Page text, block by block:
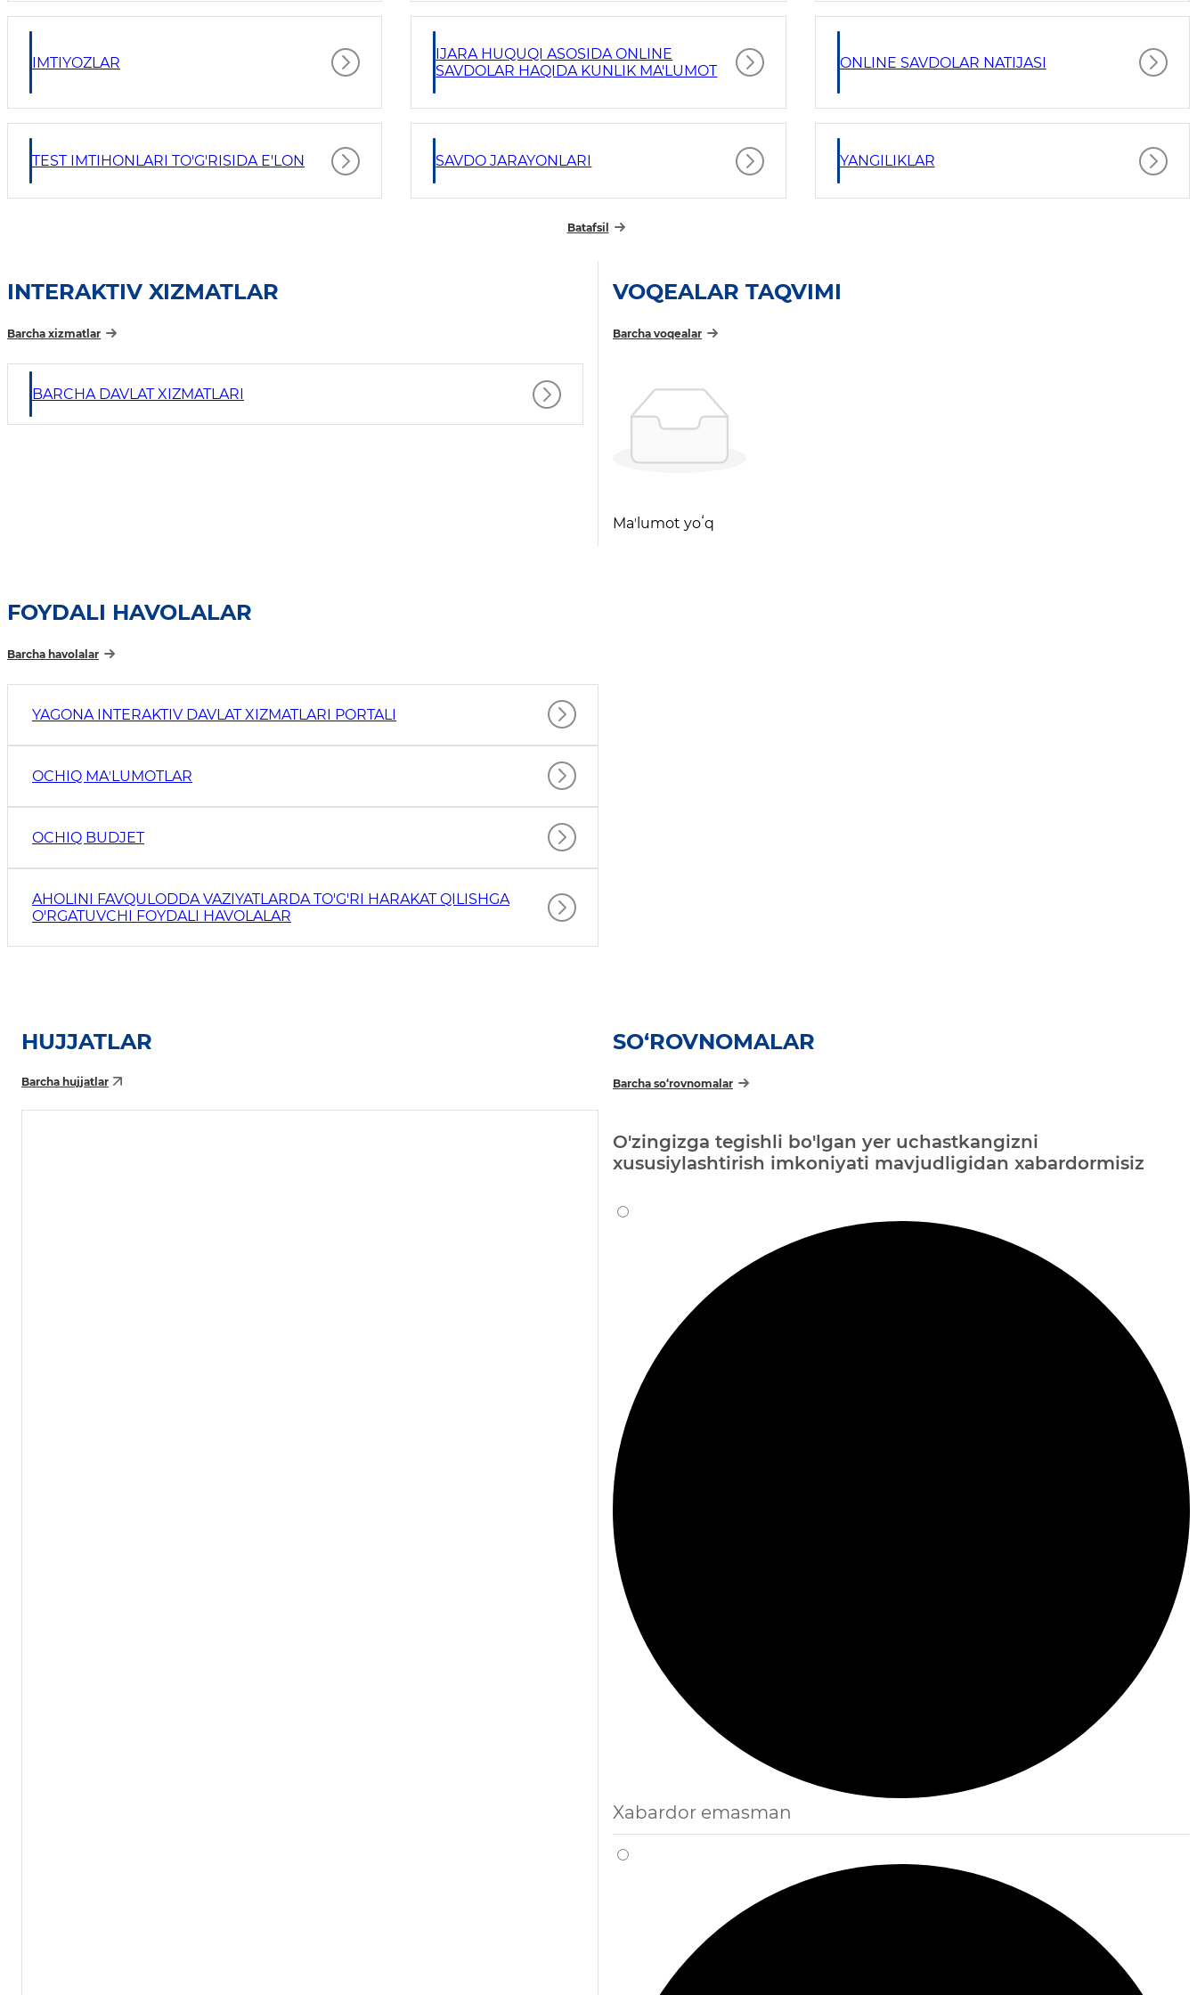
IMTIYOZLAR
IJARA HUQUQI ASOSIDA ONLINE
SAVDOLAR HAQIDA KUNLIK MA'LUMOT
ONLINE SAVDOLAR NATIJASI
TEST IMTIHONLARI TO'G'RISIDA E'LON SAVDO JARAYONLARI YANGILIKLAR
Batafsil
INTERAKTIV XIZMATLAR
Barcha xizmatlar
BARCHA DAVLAT XIZMATLARI
VOQEALAR TAQVIMI
Barcha voqealar
Maʼlumot yoʻq
FOYDALI HAVOLALAR
Barcha havolalar
YAGONA INTERAKTIV DAVLAT XIZMATLARI PORTALI
OCHIQ MAʼLUMOTLAR
OCHIQ BUDJET
AHOLINI FAVQULODDA VAZIYATLARDA TO'G'RI HARAKAT QILISHGA
O'RGATUVCHI FOYDALI HAVOLALAR
HUJJATLAR
Barcha hujjatlar
SO‘ROVNOMALAR
Barcha so‘rovnomalar
O'zingizga tegishli bo'lgan yer uchastkangizni
xususiylashtirish imkoniyati mavjudligidan xabardormisiz
Xabardor emasman